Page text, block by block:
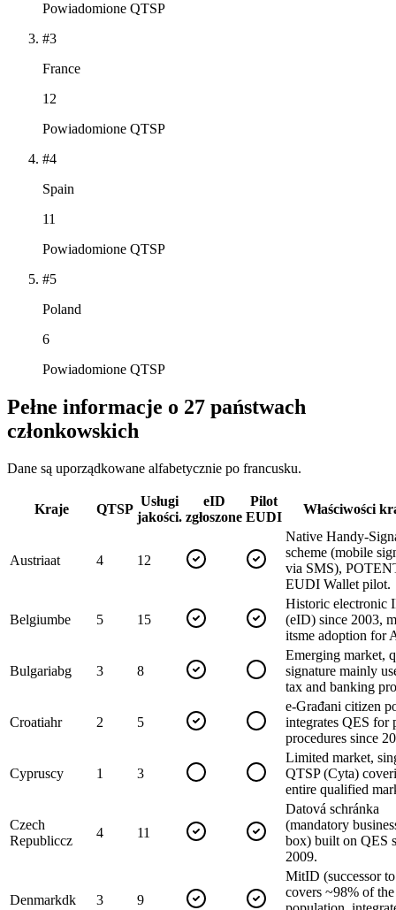
Powiadomione QTSP
#3
France
12
Powiadomione QTSP
#4
Spain
11
Powiadomione QTSP
#5
Poland
6
Powiadomione QTSP
Pełne informacje o 27 państwach
członkowskich
Dane są uporządkowane alfabetycznie po francusku.
Kraje QTSP
Usługi
jakości.
eID
zgłoszone
Pilot
EUDI
Właściwości
Austriaat 4 12
Native Handy-
scheme (mobile
via SMS),
EUDI Wallet pilot.
Belgiumbe 5 15
Historic electronic
(eID) since 2003,
itsme adoption for
Bulgariabg 3 8
Emerging market,
signature mainly
tax and banking
Croatiahr 2 5
e-Građani citizen
integrates QES for
procedures since
Cypruscy 1 3
Limited market,
QTSP (Cyta)
entire qualified
Czech
Republiccz
4 11
Datová schránka
(mandatory
box) built on QES
2009.
Denmarkdk 3 9
MitID (successor
covers ~98% of